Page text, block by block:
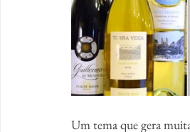
Um tema que gera